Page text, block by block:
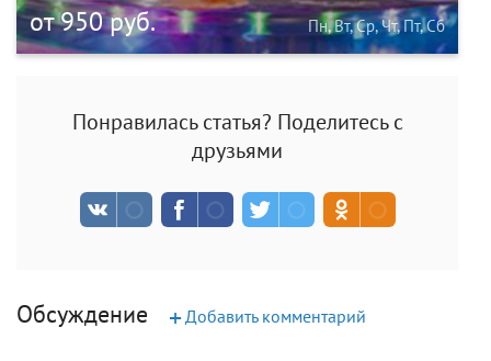
от 950 руб. Пн, Вт, Ср, Чт, Пт, Сб
Понравилась статья? Поделитесь с
друзьями
Обсуждение + Добавить комментарий